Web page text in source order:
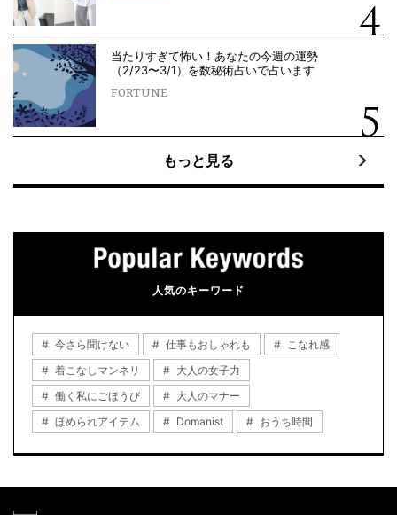
当たりすぎて怖い！あなたの今週の運勢
（2/23〜3/1）を数秘術占いで占います
FORTUNE
もっと見る
人気のキーワード
今さら聞けない 仕事もおしゃれも
こなれ感
着こなしマンネリ
大人の女子力
働く私にごほうび
大人のマナー
ほめられアイテム
Domanist おうち時間